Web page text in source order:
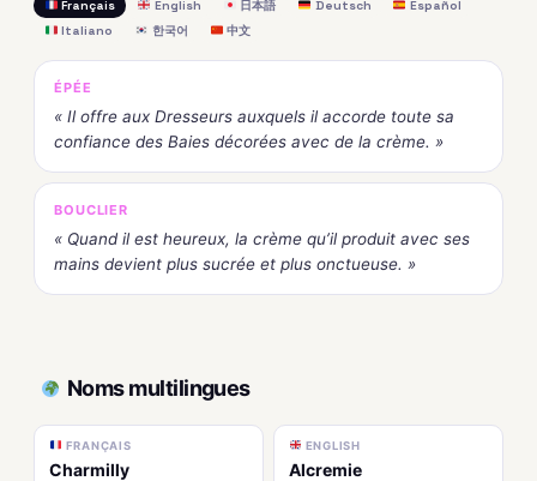
Français English 日本語 Deutsch
Español
Italiano
한국어 中文
ÉPÉE
« Il offre aux Dresseurs auxquels il accorde toute sa
confiance des Baies décorées avec de la crème. »
BOUCLIER
« Quand il est heureux, la crème qu’il produit avec ses
mains devient plus sucrée et plus onctueuse. »
Noms multilingues
FRANÇAIS
Charmilly
ENGLISH
Alcremie